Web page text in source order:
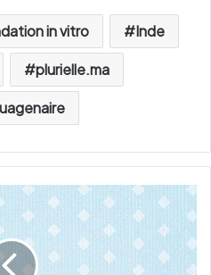
in vitro Inde
plurielle.ma